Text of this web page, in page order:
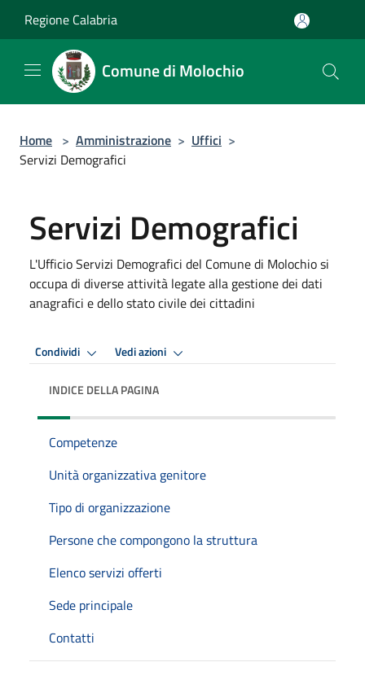
Regione Calabria
Comune di Molochio
Home > Amministrazione > Uffici >
Servizi Demografici
Servizi Demografici
L'Ufficio Servizi Demografici del Comune di Molochio si
occupa di diverse attività legate alla gestione dei dati
anagrafici e dello stato civile dei cittadini
Condividi Vedi azioni
INDICE DELLA PAGINA
Competenze
Unità organizzativa genitore
Tipo di organizzazione
Persone che compongono la struttura
Elenco servizi offerti
Sede principale
Contatti